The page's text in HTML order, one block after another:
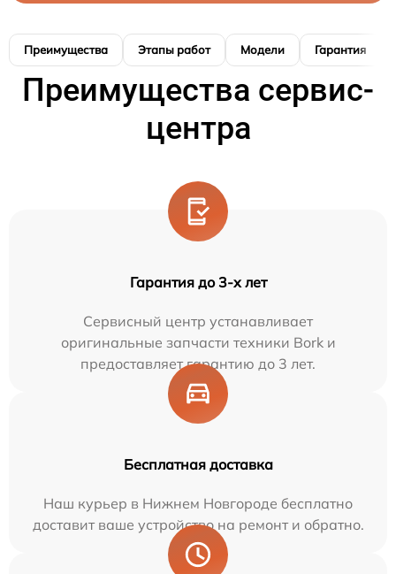
Преимущества Этапы работ Модели Гарантия
Преимущества сервис-
центра
Гарантия до 3-х лет
Сервисный центр устанавливает
оригинальные запчасти техники Bork и
предоставляет гарантию до 3 лет.
Бесплатная доставка
Наш курьер в Нижнем Новгороде бесплатно
доставит ваше устройство на ремонт и обратно.